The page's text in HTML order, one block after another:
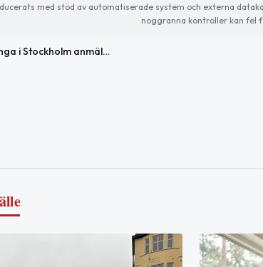
med stöd av automatiserade system och externa
noggranna kontroller kan fel
Fler unga i Stockholm anmäler sig som blodgivare